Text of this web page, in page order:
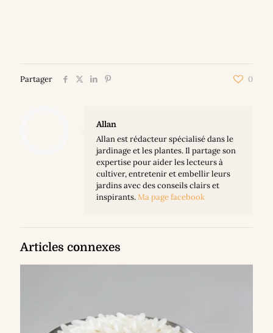
Partager 0
Allan
Allan est rédacteur spécialisé dans le
jardinage et les plantes. Il partage son
expertise pour aider les lecteurs à
cultiver, entretenir et embellir leurs
jardins avec des conseils clairs et
inspirants.Ma page facebook
Articles connexes